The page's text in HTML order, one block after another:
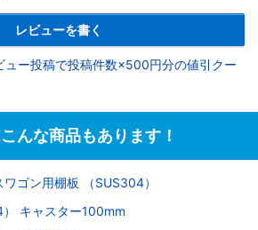
レビューを書く
ュー投稿で投稿件数×500円分の値引クー
んな商品もあります！
ゴン用棚板 （SUS304）
キャスター100mm